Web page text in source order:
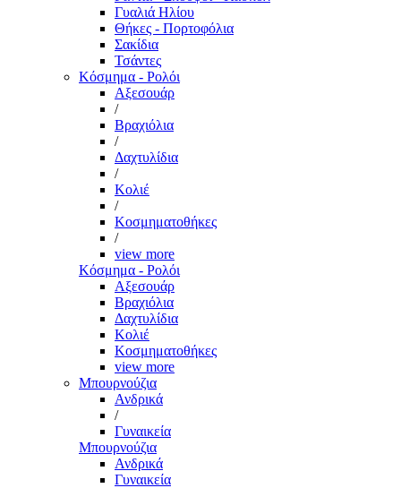
Γυαλιά Ηλίου
Θήκες - Πορτοφόλια
Σακίδια
Τσάντες
Κόσμημα - Ρολόι
Αξεσουάρ
/
Βραχιόλια
/
Δαχτυλίδια
/
Κολιέ
/
Κοσμηματοθήκες
/
view more
Κόσμημα - Ρολόι
Αξεσουάρ
Βραχιόλια
Δαχτυλίδια
Κολιέ
Κοσμηματοθήκες
view more
Μπουρνούζια
Ανδρικά
/
Γυναικεία
Μπουρνούζια
Ανδρικά
Γυναικεία